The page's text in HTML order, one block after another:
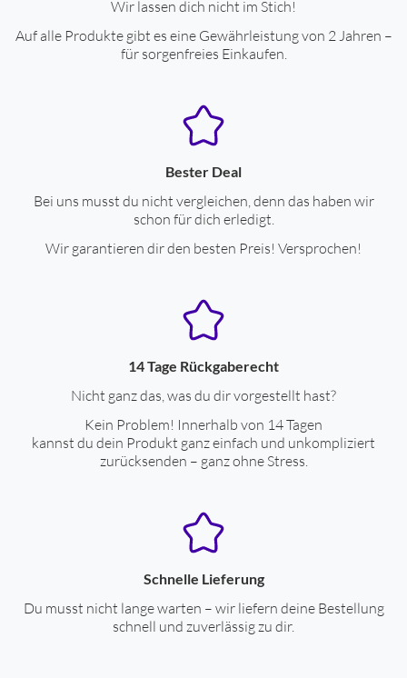
Wir lassen dich nicht im Stich!
Auf alle Produkte gibt es eine Gewährleistung von 2 Jahren –
für sorgenfreies Einkaufen.
Bester Deal
Bei uns musst du nicht vergleichen, denn das haben wir
schon für dich erledigt.
Wir garantieren dir den besten Preis! Versprochen!
14 Tage Rückgaberecht
Nicht ganz das, was du dir vorgestellt hast?
Kein Problem! Innerhalb von 14 Tagen
kannst du dein Produkt ganz einfach und unkompliziert
zurücksenden – ganz ohne Stress.
Schnelle Lieferung
Du musst nicht lange warten – wir liefern deine Bestellung
schnell und zuverlässig zu dir.